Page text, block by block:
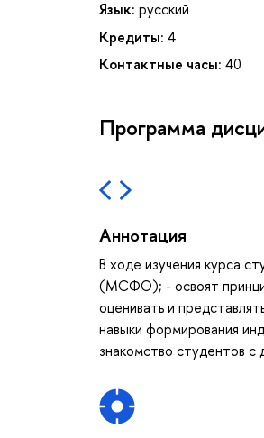
Язык: русский
Кредиты: 4
Контактные часы: 40
Программа
Аннотация
В ходе изучения курса
(МСФО); - освоят
оценивать и
навыки формирования
знакомство студентов